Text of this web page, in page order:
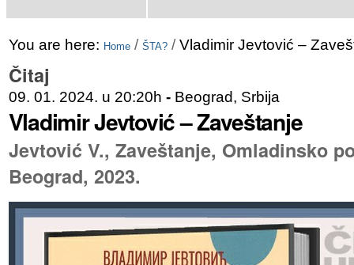
You are here: Home / ŠTA? / Vladimir Jevtović –
Čitaj
09. 01. 2024. u 20:20h - Beograd, Srbija
Vladimir Jevtović – Zaveštanje
Jevtović V., Zaveštanje, Omladinsko
Beograd, 2023.